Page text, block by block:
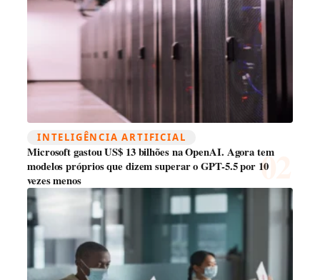
INTELIGÊNCIA ARTIFICIAL
Microsoft gastou US$ 13 bilhões na OpenAI. Agora tem
modelos próprios que dizem superar o GPT-5.5 por 10
vezes menos